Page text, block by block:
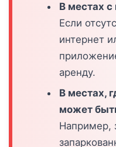
В местах с
Если
интернет
аренду.
В местах,
может
Например,